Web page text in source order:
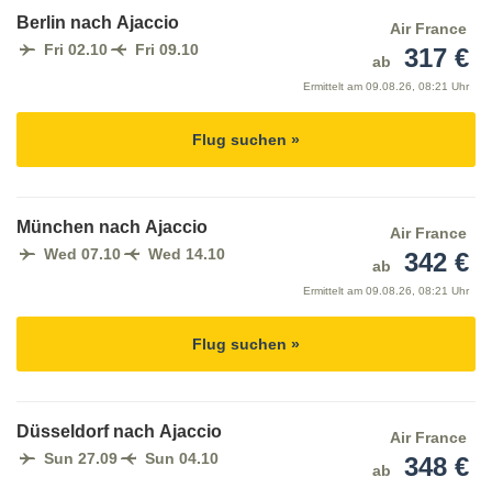
Berlin nach Ajaccio
Fri 02.10 Fri 09.10
Air France
ab
317 €
Ermittelt am 09.08.26, 08:21 Uhr
Flug suchen »
München nach Ajaccio
Wed 07.10 Wed 14.10
Air France
ab
342 €
Ermittelt am 09.08.26, 08:21 Uhr
Flug suchen »
Düsseldorf nach Ajaccio
Sun 27.09 Sun 04.10
Air France
ab
348 €